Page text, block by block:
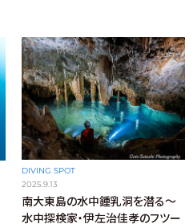
DIVING SPOT
2025.9.13
南大東島の水中鍾乳洞を潜る〜
水中探検家・伊左治佳孝のフツー